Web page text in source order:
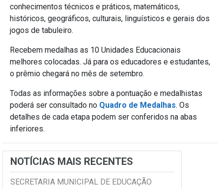
conhecimentos técnicos e práticos, matemáticos,
históricos, geográficos, culturais, linguísticos e gerais dos
jogos de tabuleiro.
Recebem medalhas as 10 Unidades Educacionais
melhores colocadas. Já para os educadores e estudantes,
o prêmio chegará no mês de setembro.
Todas as informações sobre a pontuação e medalhistas
poderá ser consultado no Quadro de Medalhas. Os
detalhes de cada etapa podem ser conferidos na abas
inferiores.
NOTÍCIAS MAIS RECENTES
SECRETARIA MUNICIPAL DE EDUCAÇÃO